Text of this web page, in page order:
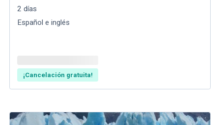
2 días
Español e inglés
¡Cancelación gratuita!